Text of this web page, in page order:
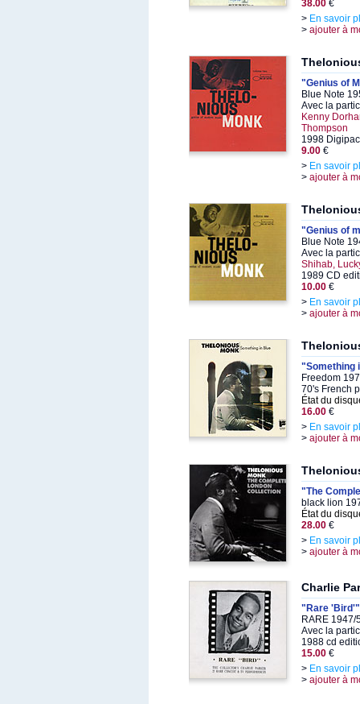
38.00 €
> En savoir
> ajouter à
"Genius of
Blue Note
Avec la
Kenny
Thompson
1998
9.00 €
> En savoir
> ajouter à
"Genius of
Blue Note
Avec la
Shihab,
1989 CD
10.00 €
> En savoir
> ajouter à
"Something
Freedom
70's French
État du
16.00 €
> En savoir
> ajouter à
"The
black lion
État du
28.00 €
> En savoir
> ajouter à
Charlie
"Rare 'Bird'"
RARE
Avec la
1988 cd
15.00 €
> En savoir
> ajouter à